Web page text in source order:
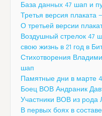
База данных 47 шап и
Третья версия плаката
О третьей версии
Воздушный стрелок 47
свою жизнь в 21 год в
Стихотворения
шап
Памятные дни в марте
Боец ВОВ Андраник
Участники ВОВ из рода
В первых боях в